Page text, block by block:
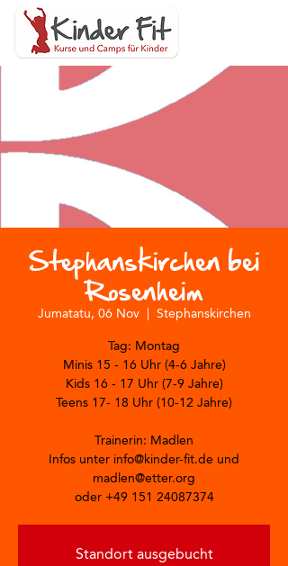
Stephanskirchen bei
Rosenheim
Jumatatu, 06 Nov
  |
Stephanskirchen
Tag: Montag
Minis 15 - 16 Uhr (4-6 Jahre)
Kids 16 - 17 Uhr (7-9 Jahre)
Teens 17- 18 Uhr (10-12 Jahre)
Trainerin: Madlen
Infos unter info@kinder-fit.de und
madlen@etter.org
oder +49 151 24087374
Standort ausgebucht